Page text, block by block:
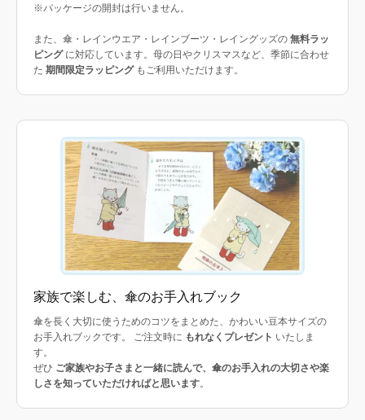
※パッケージの開封は行いません。
また、傘・レインウエア・レインブーツ・レイングッズの 無料ラッ
ピングに対応しています。母の日やクリスマスなど、季節に合わせ
た 期間限定ラッピングもご利用いただけます。
家族で楽しむ、傘のお手入れブック
傘を長く大切に使うためのコツをまとめた、かわいい豆本サイズの
お手入れブックです。 ご注文時に もれなくプレゼント いたしま
す。
ぜひ ご家族やお子さまと一緒に読んで、傘のお手入れの大切さや楽
しさを知っていただければと思います。